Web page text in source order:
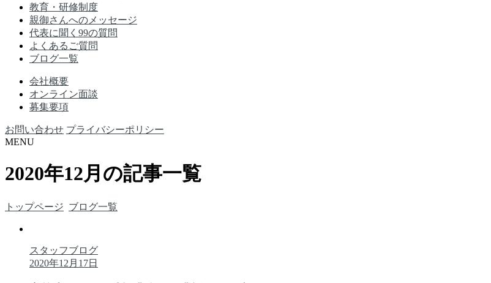
教育・研修制度
親御さんへのメッセージ
代表に聞く99の質問
よくあるご質問
ブログ一覧
会社概要
オンライン面談
募集要項
お問い合わせ プライバシーポリシー
MENU
2020年12月の記事一覧
トップページ ブログ一覧
スタッフブログ
2020年12月17日